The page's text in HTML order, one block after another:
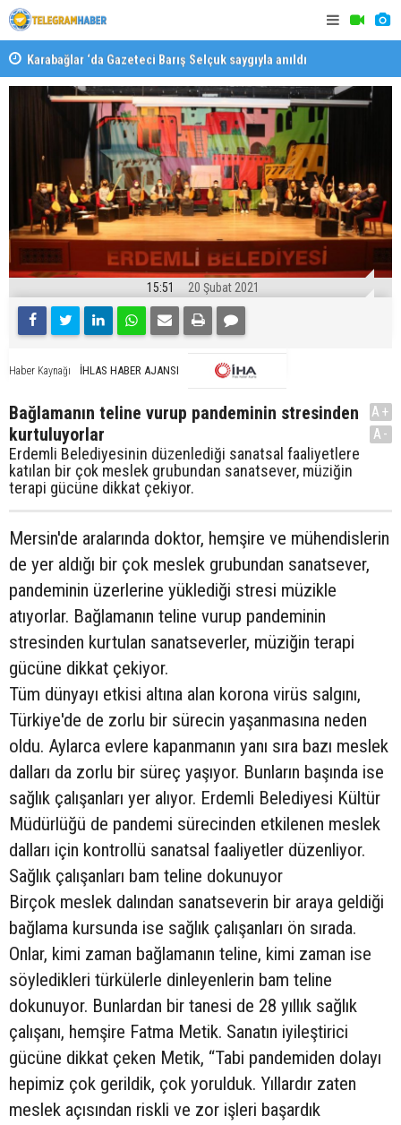
Karabağlar ‘da Gazeteci Barış Selçuk saygıyla anıldı
15:51 20 Şubat 2021
Haber Kaynağı İHLAS HABER AJANSI
Bağlamanın teline vurup pandeminin stresinden
kurtuluyorlar
Erdemli Belediyesinin düzenlediği sanatsal faaliyetlere
katılan bir çok meslek grubundan sanatsever, müziğin
terapi gücüne dikkat çekiyor.
A+
A-
Mersin'de aralarında doktor, hemşire ve mühendislerin
de yer aldığı bir çok meslek grubundan sanatsever,
pandeminin üzerlerine yüklediği stresi müzikle
atıyorlar. Bağlamanın teline vurup pandeminin
stresinden kurtulan sanatseverler, müziğin terapi
gücüne dikkat çekiyor.
Tüm dünyayı etkisi altına alan korona virüs salgını,
Türkiye'de de zorlu bir sürecin yaşanmasına neden
oldu. Aylarca evlere kapanmanın yanı sıra bazı meslek
dalları da zorlu bir süreç yaşıyor. Bunların başında ise
sağlık çalışanları yer alıyor. Erdemli Belediyesi Kültür
Müdürlüğü de pandemi sürecinden etkilenen meslek
dalları için kontrollü sanatsal faaliyetler düzenliyor.
Sağlık çalışanları bam teline dokunuyor
Birçok meslek dalından sanatseverin bir araya geldiği
bağlama kursunda ise sağlık çalışanları ön sırada.
Onlar, kimi zaman bağlamanın teline, kimi zaman ise
söyledikleri türkülerle dinleyenlerin bam teline
dokunuyor. Bunlardan bir tanesi de 28 yıllık sağlık
çalışanı, hemşire Fatma Metik. Sanatın iyileştirici
gücüne dikkat çeken Metik, “Tabi pandemiden dolayı
hepimiz çok gerildik, çok yorulduk. Yıllardır zaten
meslek açısından riskli ve zor işleri başardık